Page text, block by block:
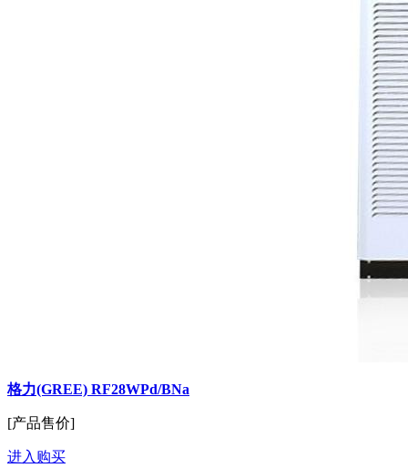
格力(GREE) RF28WPd/BNa
[产品售价]
进入购买